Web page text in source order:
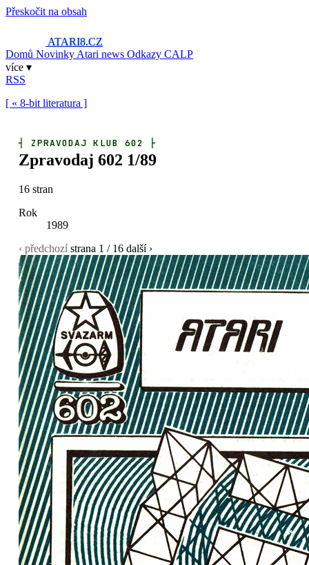
Přeskočit na obsah
ATARI8.CZ
Domů Novinky Atari news Odkazy CALP
více ▾
RSS
[ « 8-bit literatura ]
┤ ZPRAVODAJ KLUB 602 ├
Zpravodaj 602 1/89
16 stran
Rok
1989
‹ předchozí strana 1 / 16 další ›